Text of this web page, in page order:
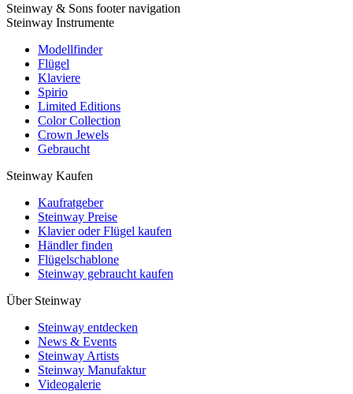
Steinway & Sons footer navigation
Steinway Instrumente
Modellfinder
Flügel
Klaviere
Spirio
Limited Editions
Color Collection
Crown Jewels
Gebraucht
Steinway Kaufen
Kaufratgeber
Steinway Preise
Klavier oder Flügel kaufen
Händler finden
Flügelschablone
Steinway gebraucht kaufen
Über Steinway
Steinway entdecken
News & Events
Steinway Artists
Steinway Manufaktur
Videogalerie